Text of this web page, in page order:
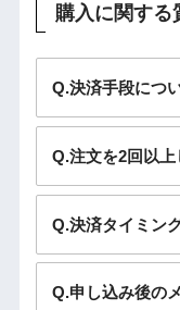
購入に関する
Q.決済手段につ
Q.注文を2回以
Q.決済タイミン
Q.申し込み後の